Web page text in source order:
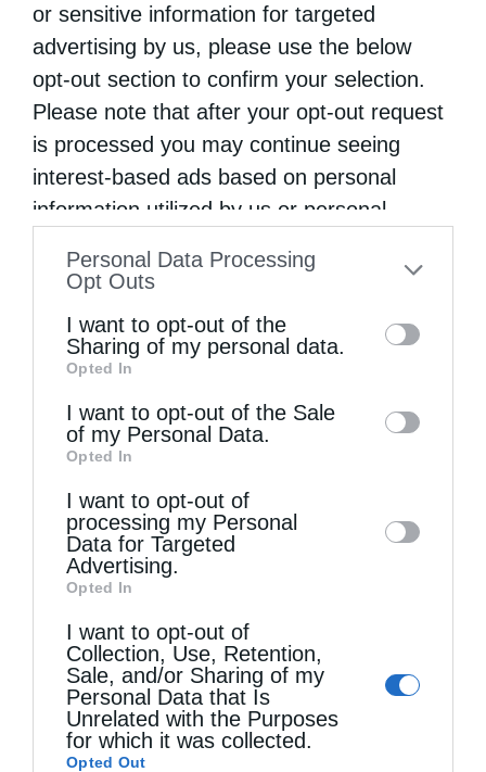
or sensitive information for targeted
advertising by us, please use the below
opt-out section to confirm your selection.
Please note that after your opt-out request
is processed you may continue seeing
interest-based ads based on personal
information utilized by us or personal
to your opt-out. You may separately opt-out
information by third parties on the IAB’s list
of downstream participants. This
information may also be disclosed by us to
third parties on theIAB’s List of
Downstream Participants
disclose it to other third parties.
Personal Data Processing
Opt Outs
I want to opt-out of the
Sharing of my personal data.
Opted In
I want to opt-out of the Sale
of my Personal Data.
Opted In
I want to opt-out of
processing my Personal
Data for Targeted
Advertising.
Opted In
I want to opt-out of
Collection, Use, Retention,
Sale, and/or Sharing of my
Personal Data that Is
Unrelated with the Purposes
for which it was collected.
Opted Out
Κακό και εκδίκηση
Χειροτονία Διακόνου από τον Αρχιεπίσκοπο
Αυστραλίας στην Ιερά Επισκοπή Χώρας
Δημητριάδος Ιγνάτιος: «Ο Χριστός μάς έδειξε το